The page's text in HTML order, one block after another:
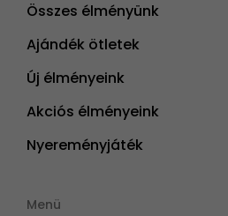
Összes élményünk
Ajándék ötletek
Új élményeink
Akciós élményeink
Nyereményjáték
Menü